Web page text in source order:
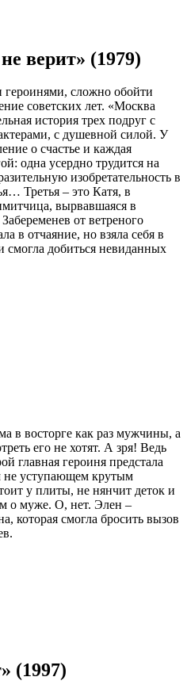
верит» (1979)
сложно обойти
советских лет. «Москва
история трех подруг с
с душевной силой. У
о счастье и каждая
одна усердно трудится на
изобретательность в
Третья – это Катя, в
вырвавшаяся в
от ветреного
в отчаяние, но взяла себя в
смогла добиться невиданных
в восторге как раз мужчины, а
его не хотят. А зря! Ведь
главная героиня предстала
не уступающем крутым
у плиты, не нянчит деток и
о муже. О, нет. Элен –
которая смогла бросить вызов
(1997)